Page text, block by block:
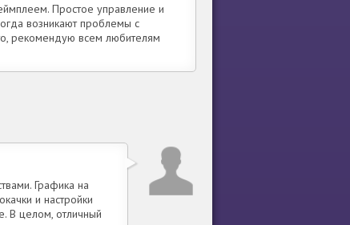
Простое управление и
возникают проблемы с
рекомендую всем любителям
Графика на
и настройки
В целом, отличный